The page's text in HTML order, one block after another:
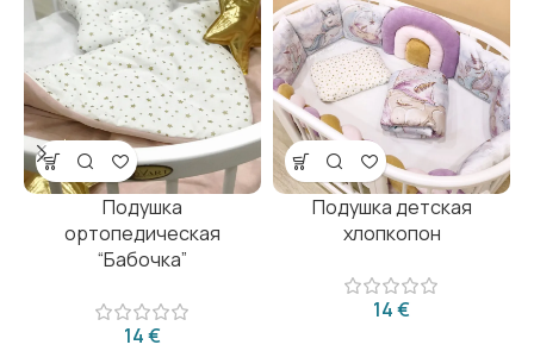
Подушка
ортопедическая
“Бабочка”
€
Подушка детская
хлопкопон
€